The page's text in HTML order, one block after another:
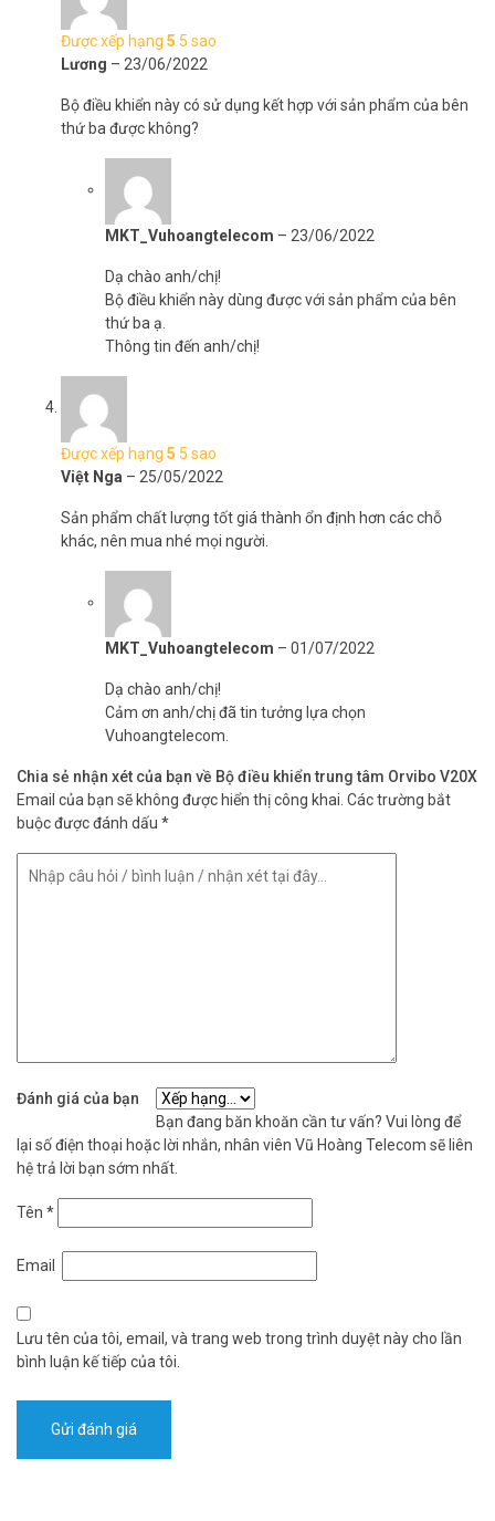
Được xếp hạng 5 5 sao
Lương – 23/06/2022
Bộ điều khiển này có sử dụng kết hợp với sản phẩm của bên
thứ ba được không?
MKT_Vuhoangtelecom – 23/06/2022
Dạ chào anh/chị!
Bộ điều khiển này dùng được với sản phẩm của bên
thứ ba ạ.
Thông tin đến anh/chị!
Được xếp hạng 5 5 sao
Việt Nga – 25/05/2022
Sản phẩm chất lượng tốt giá thành ổn định hơn các chỗ
khác, nên mua nhé mọi người.
MKT_Vuhoangtelecom – 01/07/2022
Dạ chào anh/chị!
Cảm ơn anh/chị đã tin tưởng lựa chọn
Vuhoangtelecom.
Chia sẻ nhận xét của bạn về Bộ điều khiển trung tâm Orvibo V20X
Email của bạn sẽ không được hiển thị công khai. Các trường bắt
buộc được đánh dấu *
Đánh giá của bạn
Bạn đang băn khoăn cần tư vấn? Vui lòng để
lại số điện thoại hoặc lời nhắn, nhân viên Vũ Hoàng Telecom sẽ liên
hệ trả lời bạn sớm nhất.
Tên *
Email
Lưu tên của tôi, email, và trang web trong trình duyệt này cho lần
bình luận kế tiếp của tôi.